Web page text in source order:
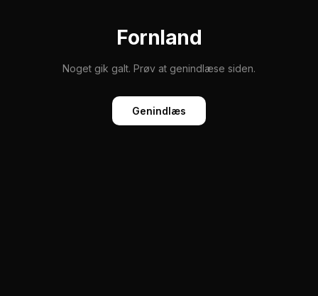
Fornland
Noget gik galt. Prøv at genindlæse siden.
Genindlæs